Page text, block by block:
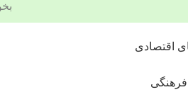
اقتصادی
فرهنگی